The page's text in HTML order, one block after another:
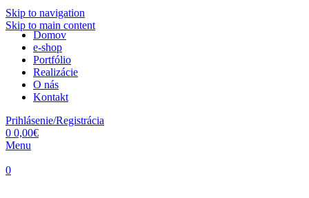
Skip to navigation
Skip to main content
Domov
e-shop
Portfólio
Realizácie
O nás
Kontakt
Prihlásenie/Registrácia
0 0,00€
Menu
0